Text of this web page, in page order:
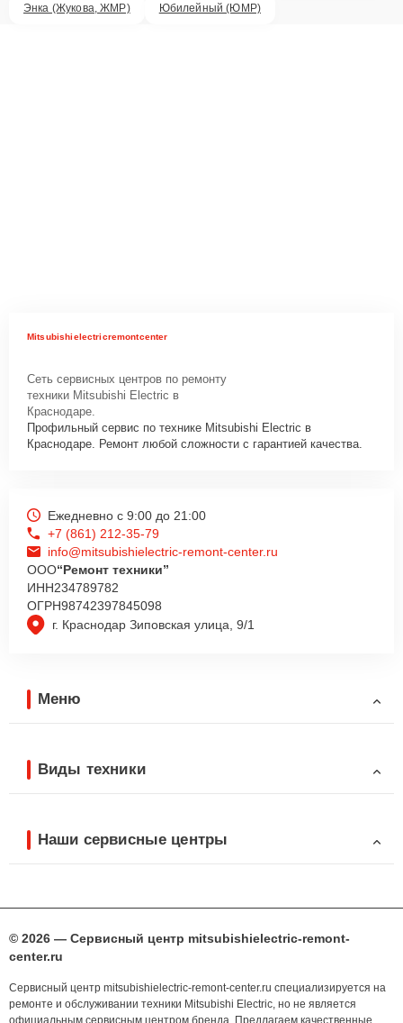
Энка (Жукова, ЖМР) Юбилейный (ЮМР)
Mitsubishielectricremontcenter
Сеть сервисных центров по ремонту
техники Mitsubishi Electric в
Краснодаре.
Профильный сервис по технике Mitsubishi Electric в
Краснодаре. Ремонт любой сложности с гарантией качества.
г. Краснодар Зиповская улица, 9/1
Ежедневно с 9:00 до 21:00
+7 (861) 212-35-79
info@mitsubishielectric-remont-center.ru
ООО“Ремонт техники”
ИНН234789782
ОГРН98742397845098
Меню
Виды техники
Наши сервисные центры
© 2026 — Сервисный центр mitsubishielectric-remont-
center.ru
Сервисный центр mitsubishielectric-remont-center.ru специализируется на
ремонте и обслуживании техники Mitsubishi Electric, но не является
официальным сервисным центром бренда. Предлагаем качественные